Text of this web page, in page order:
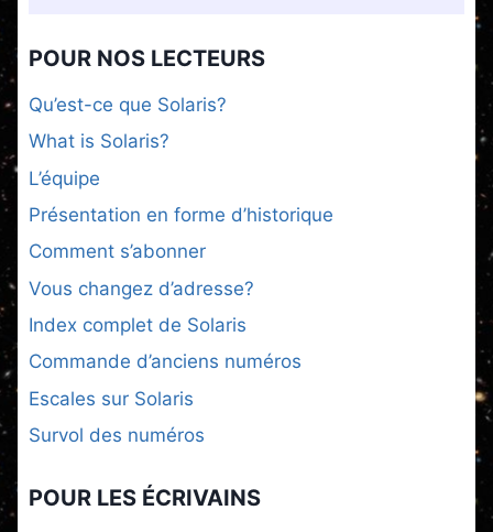
POUR NOS LECTEURS
Qu’est-ce que Solaris?
What is Solaris?
L’équipe
Présentation en forme d’historique
Comment s’abonner
Vous changez d’adresse?
Index complet de Solaris
Commande d’anciens numéros
Escales sur Solaris
Survol des numéros
POUR LES ÉCRIVAINS